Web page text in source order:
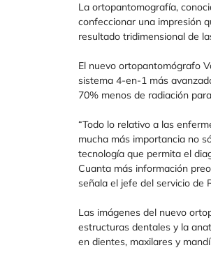
La ortopantomografía,
confeccionar una impresión
resultado tridimensional de
El nuevo ortopantomógrafo
sistema 4-en-1 más
70% menos de radiación
“Todo lo relativo a las
mucha más importancia no
tecnología que permita el
Cuanta más información
señala el jefe del servicio de
Las imágenes del nuevo
estructuras dentales y la
en dientes, maxilares y